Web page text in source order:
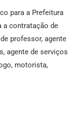
para a Prefeitura
a contratação de
professor, agente
agente de serviços
motorista,